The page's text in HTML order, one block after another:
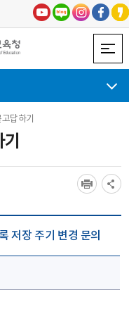
답하기
저장 주기 변경 문의